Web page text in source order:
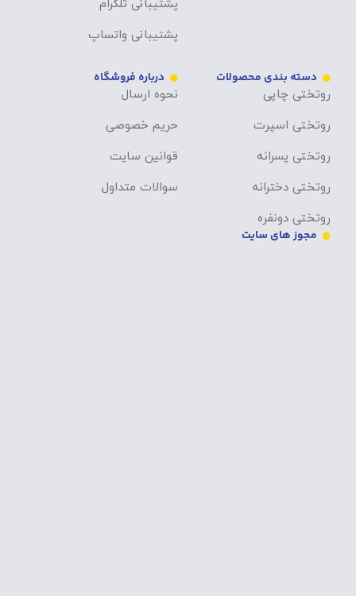
پشتیبانی تلگرام
پشتیبانی واتساپ
دسته بندی محصولات
روتختی چاپی
روتختی اسپرت
روتختی پسرانه
روتختی دخترانه
روتختی دونفره
درباره فروشگاه
نحوه ارسال
حریم خصوصی
قوانین سایت
سوالات متداول
مجوز های سایت